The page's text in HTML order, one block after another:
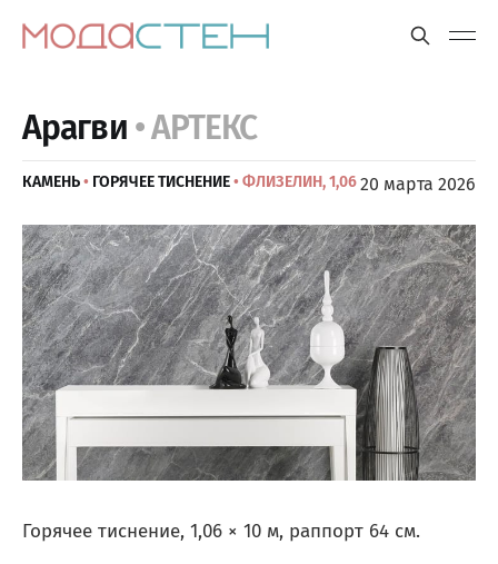
Арагви • АРТЕКС
КАМЕНЬ• ГОРЯЧЕЕ ТИСНЕНИЕ• ФЛИЗЕЛИН, 1,0620 марта 2026
Горячее тиснение, 1,06 × 10 м, раппорт 64 см.